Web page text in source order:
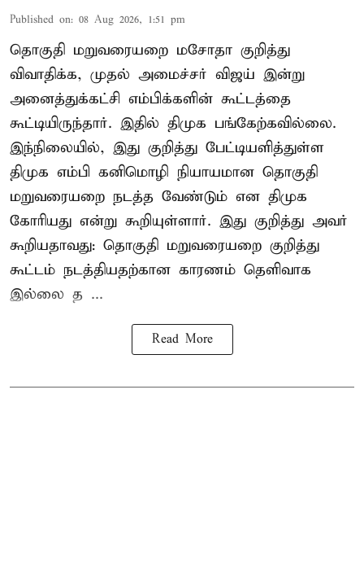
Published on: 08 Aug 2026, 1:51 pm
தொகுதி மறுவரையறை மசோதா குறித்து
விவாதிக்க, முதல் அமைச்சர் விஜய் இன்று
அனைத்துக்கட்சி எம்பிக்களின் கூட்டத்தை
கூட்டியிருந்தார். இதில் திமுக பங்கேற்கவில்லை.
இந்நிலையில், இது குறித்து பேட்டியளித்துள்ள
திமுக எம்பி கனிமொழி நியாயமான தொகுதி
மறுவரையறை நடத்த வேண்டும் என திமுக
கோரியது என்று கூறியுள்ளார். இது குறித்து அவர்
கூறியதாவது: தொகுதி மறுவரையறை குறித்து
கூட்டம் நடத்தியதற்கான காரணம் தெளிவாக
இல்லை த ...
Read More